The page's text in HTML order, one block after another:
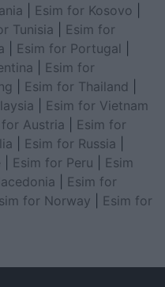
Esim for Kosovo
Tunisia
Esim for
Esim for Portugal
Esim for
Esim for Thailand
Esim for Vietnam
for Austria
Esim for
Esim for Russia
Esim for Peru
Esim
Esim for
for Norway
Esim for